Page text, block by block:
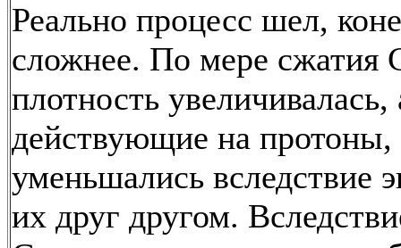
Реально процесс шел,
сложнее. По мере сжатия
плотность
действующие на протоны,
уменьшались вследствие
их друг другом.